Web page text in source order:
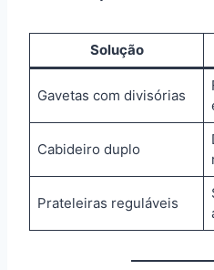
Solução
Gavetas com divisórias
Cabideiro duplo
Prateleiras reguláveis